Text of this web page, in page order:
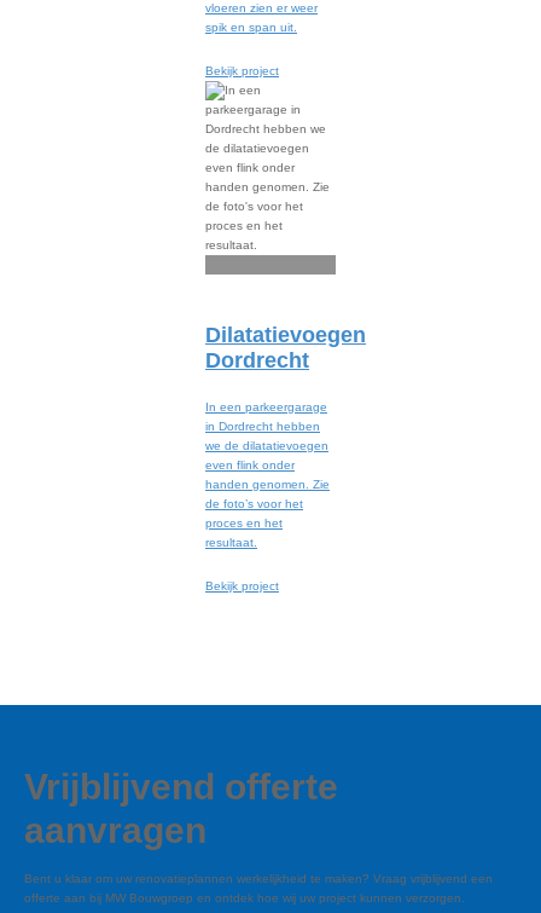
vloeren zien er weer
spik en span uit.
Bekijk project
Dilatatievoegen
Dordrecht
In een parkeergarage
in Dordrecht hebben
we de dilatatievoegen
even flink onder
handen genomen. Zie
de foto’s voor het
proces en het
resultaat.
Bekijk project
Vrijblijvend offerte
aanvragen
Bent u klaar om uw renovatieplannen werkelijkheid te maken? Vraag vrijblijvend een
offerte aan bij MW Bouwgroep en ontdek hoe wij uw project kunnen verzorgen.